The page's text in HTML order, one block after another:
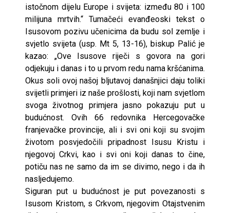
istočnom dijelu Europe i svijeta: između 80 i 100
milijuna mrtvih.“ Tumačeći evanđeoski tekst o
Isusovom pozivu učenicima da budu sol zemlje i
svjetlo svijeta (usp. Mt 5, 13-16), biskup Palić je
kazao: „Ove Isusove riječi s govora na gori
odjekuju i danas i to u prvom redu nama kršćanima.
Okus soli ovoj našoj bljutavoj današnjici daju toliki
svijetli primjeri iz naše prošlosti, koji nam svjetlom
svoga životnog primjera jasno pokazuju put u
budućnost. Ovih 66 redovnika Hercegovačke
franjevačke provincije, ali i svi oni koji su svojim
životom posvjedočili pripadnost Isusu Kristu i
njegovoj Crkvi, kao i svi oni koji danas to čine,
potiču nas ne samo da im se divimo, nego i da ih
nasljedujemo.
Siguran put u budućnost je put povezanosti s
Isusom Kristom, s Crkvom, njegovim Otajstvenim